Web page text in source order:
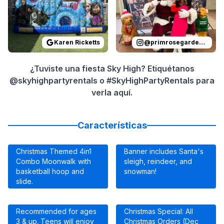
Karen Ricketts @primrosegardenoaks
¿Tuviste una fiesta Sky High? Etiquétanos
@skyhighpartyrentals o #SkyHighPartyRentals para
verla aquí.
Características
Christmas Themed 4in1
Combo Moonwalk with
basketball hoop and
slide.
Banner includes Santa's
sleigh, reindeer, and
snowman!
Recommended for ages
3 & up. Teens will enjoy
Christmas Special: All
Christmas Orders (Dec